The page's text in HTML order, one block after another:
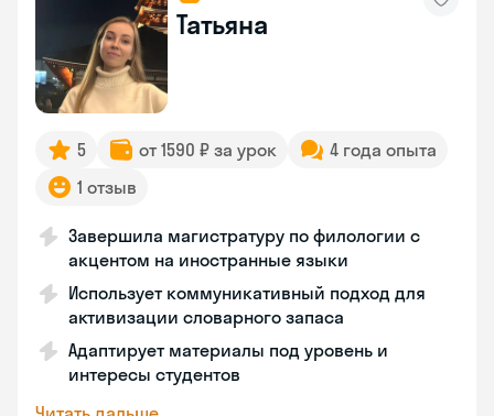
Татьяна
5 от 1590 ₽ за урок
4 года опыта
1 отзыв
Завершила магистратуру по филологии с
акцентом на иностранные языки
Использует коммуникативный подход для
активизации словарного запаса
Адаптирует материалы под уровень и
интересы студентов